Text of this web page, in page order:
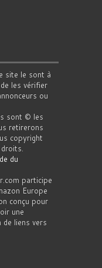
site le sont à
les vérifier
ou
sont © les
retirerons
copyright
du
participe
Europe
conçu pour
une
de liens vers